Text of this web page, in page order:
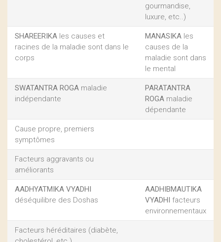
gourmandise,
luxure, etc..)
SHAREERIKA les causes et
racines de la maladie sont dans le
corps
MANASIKA les
causes de la
maladie sont dans
le mental
SWATANTRA ROGA maladie
indépendante
PARATANTRA
ROGA maladie
dépendante
Cause propre, premiers
symptômes
Facteurs aggravants ou
améliorants
AADHYATMIKA VYADHI
déséquilibre des Doshas
AADHIBMAUTIKA
VYADHI facteurs
environnementaux
Facteurs héréditaires (diabète,